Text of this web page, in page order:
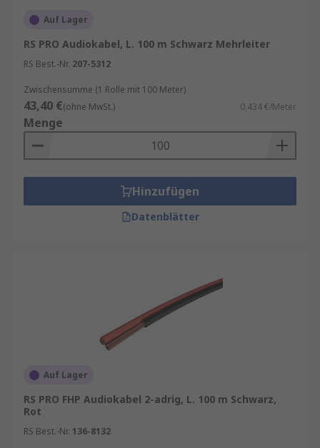
Auf Lager
RS PRO Audiokabel, L. 100 m Schwarz Mehrleiter
RS Best.-Nr. 207-5312
Zwischensumme (1 Rolle mit 100 Meter)
43,40 €(ohne MwSt.) 0,434 €/Meter
Menge
Hinzufügen
Datenblätter
Auf Lager
RS PRO FHP Audiokabel 2-adrig, L. 100 m Schwarz,
Rot
RS Best.-Nr. 136-8132